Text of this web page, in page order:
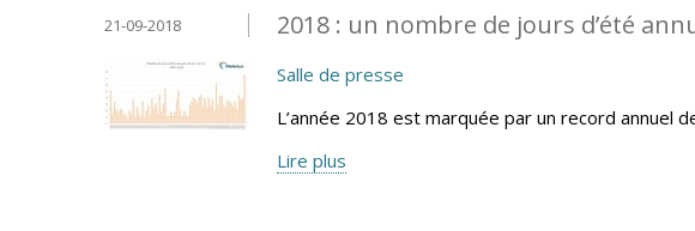
2018 : un nombre de jours d’été
21-09-2018
Salle de presse
L’année 2018 est marquée par un record annuel
Lire plus